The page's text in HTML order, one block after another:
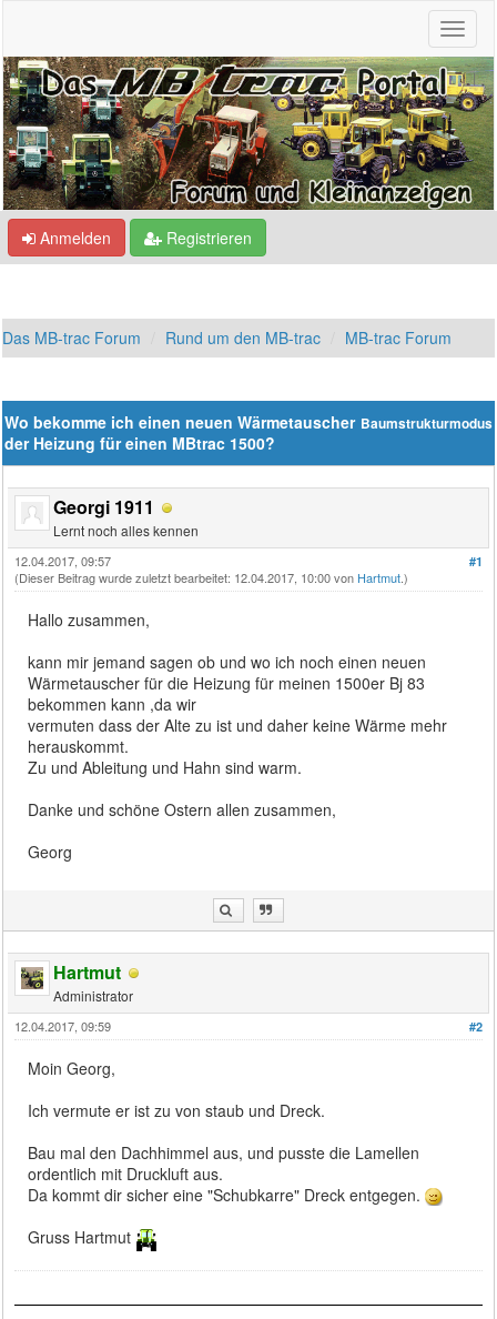
Anmelden Registrieren
Das MB-trac Forum Rund um den MB-trac MB-trac Forum
Baumstrukturmodus
Wo bekomme ich einen neuen Wärmetauscher
der Heizung für einen MBtrac 1500?
Georgi 1911
Lernt noch alles kennen
#1
12.04.2017, 09:57
(Dieser Beitrag wurde zuletzt bearbeitet: 12.04.2017, 10:00 von Hartmut.)
Hallo zusammen,
kann mir jemand sagen ob und wo ich noch einen neuen
Wärmetauscher für die Heizung für meinen 1500er Bj 83
bekommen kann ,da wir
vermuten dass der Alte zu ist und daher keine Wärme mehr
herauskommt.
Zu und Ableitung und Hahn sind warm.
Danke und schöne Ostern allen zusammen,
Georg
Hartmut
Administrator
#2
12.04.2017, 09:59
Moin Georg,
Ich vermute er ist zu von staub und Dreck.
Bau mal den Dachhimmel aus, und pusste die Lamellen
ordentlich mit Druckluft aus.
Da kommt dir sicher eine "Schubkarre" Dreck entgegen.
Gruss Hartmut